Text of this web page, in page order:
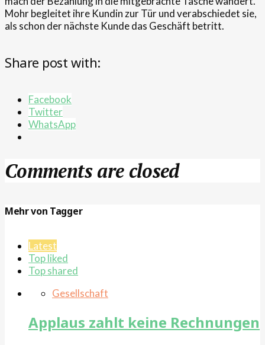
Mohr begleitet ihre Kundin zur Tür und verabschiedet sie,
als schon der nächste Kunde das Geschäft betritt.
Share post with:
Facebook
Twitter
WhatsApp
Comments are closed
Mehr von Tagger
Latest
Top liked
Top shared
Gesellschaft
Applaus zahlt keine Rechnungen